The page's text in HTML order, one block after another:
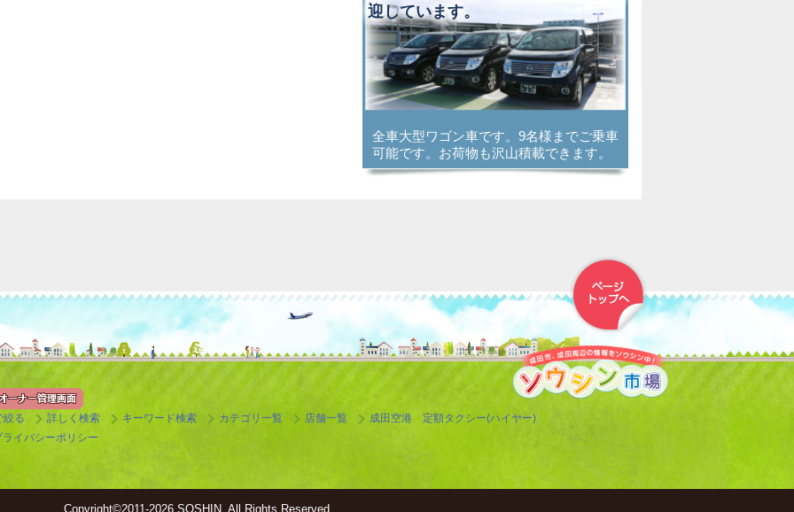
迎しています。
全車大型ワゴン車です。9名様までご乗車
可能です。お荷物も沢山積載できます。
絞る 詳しく検索 キーワード検索 カテゴリ一覧 店舗一覧
成田空港 定額タクシー(ハイヤー)
ライバシーポリシー
Copyright©2011-2026 SOSHIN. All Rights Reserved.